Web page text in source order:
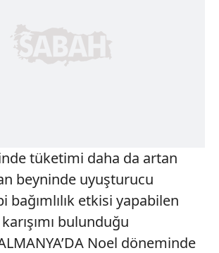
tüketimi daha da artan
beyninde uyuşturucu
bağımlılık etkisi yapabilen
bulunduğu
Noel döneminde